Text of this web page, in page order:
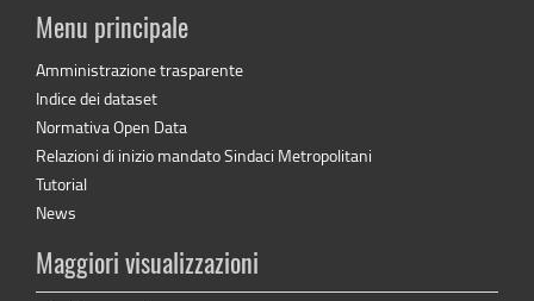
Menu principale
Amministrazione trasparente
Indice dei dataset
Normativa Open Data
Relazioni di inizio mandato Sindaci Metropolitani
Tutorial
News
Maggiori visualizzazioni